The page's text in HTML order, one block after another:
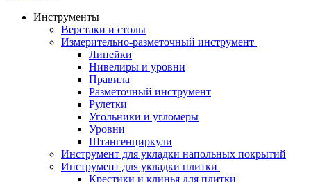
Инструменты
Верстаки и столы
Измерительно-разметочный инструмент
Линейки
Нивелиры и уровни
Правила
Разметочный инструмент
Рулетки
Угольники и угломеры
Уровни
Штангенциркули
Инструмент для укладки напольных покрытий
Инструмент для укладки плитки
Крестики и клинья для плитки